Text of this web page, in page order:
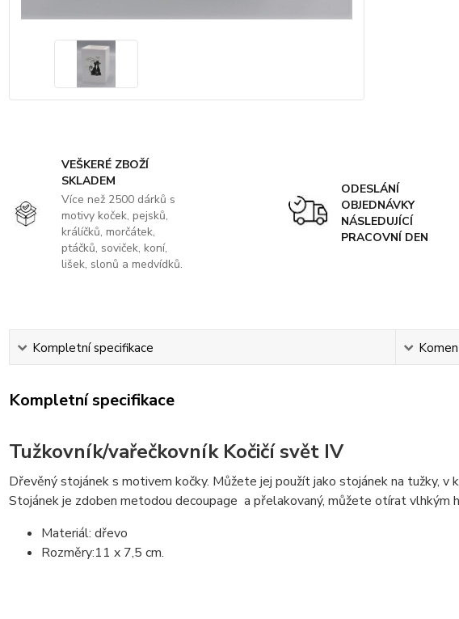
VEŠKERÉ ZBOŽÍ
SKLADEM
Více než 2500 dárků s
motivy koček, pejsků,
králíčků, morčátek,
ptáčků, soviček, koní,
lišek, slonů a medvídků.
ODESLÁNÍ
OBJEDNÁVKY
NÁSLEDUJÍCÍ
PRACOVNÍ DEN
Kompletní specifikace
Kompletní specifikace
Tužkovník/vařečkovník Kočičí svět IV
Dřevěný stojánek s motivem kočky. Můžete jej použít jako stojánek na tužky, v
Stojánek je zdoben metodou decoupage a přelakovaný, můžete otírat vlhkým
Materiál: dřevo
Rozměry:11 x 7,5 cm.